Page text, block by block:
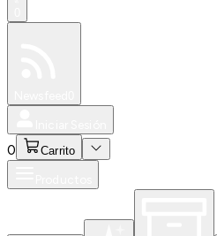
0 Carrito